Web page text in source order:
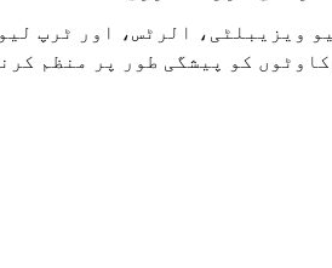
ویزیبلٹی، الرٹس، اور ٹرپ
کو پیشگی طور پر منظم